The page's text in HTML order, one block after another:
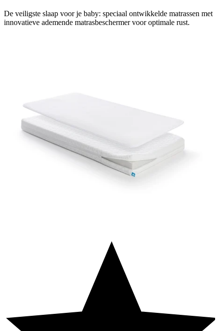
De veiligste slaap voor je baby: speciaal ontwikkelde matrassen met
innovatieve ademende matrasbeschermer voor optimale rust.